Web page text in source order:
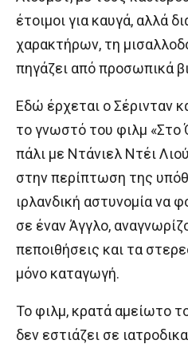
έτοιμοι για καυγά, αλλά
χαρακτήρων, τη
πηγάζει από προσωπικά
Εδώ έρχεται ο Σέρινταν
το γνωστό του φιλμ «Στο
πάλι με Ντάνιελ Ντέι
στην περίπτωση της
ιρλανδική αστυνομία να
σε έναν Άγγλο,
πεποιθήσεις και τα
μόνο καταγωγή.
Το φιλμ, κρατά αμείωτο
δεν εστιάζει σε